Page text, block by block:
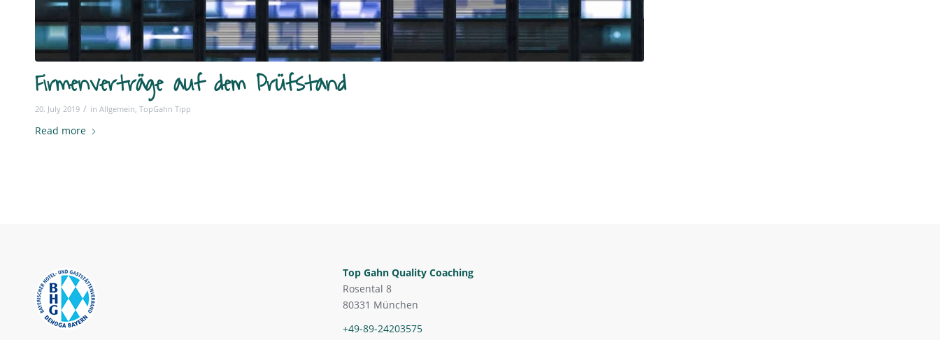
Firmenverträge auf dem Prüfstand
20. July 2019 / in Allgemein TopGahn Tipp
Read more
Top Gahn Quality Coaching
Rosental 8
80331 München
+49-89-24203575